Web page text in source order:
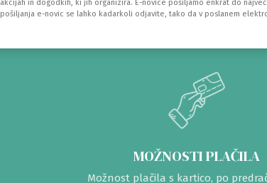
akcijah in dogodkih, ki jih organizira. E-novice pošiljamo enkrat do
pošiljanja e-novic se lahko kadarkoli odjavite, tako da v poslanem
MOŽNOSTI PLAČILA
Možnost plačila s kartico, po